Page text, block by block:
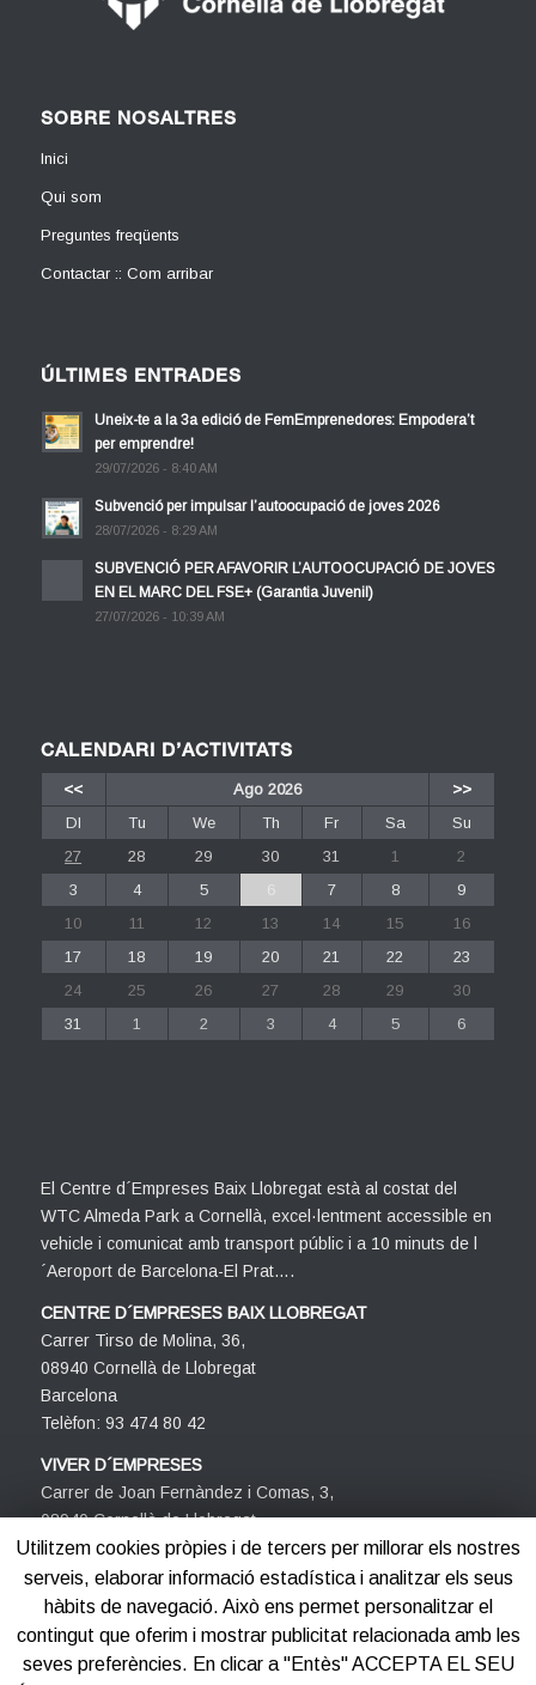
SOBRE NOSALTRES
Inici
Qui som
Preguntes freqüents
Contactar :: Com arribar
ÚLTIMES ENTRADES
Uneix-te a la 3a edició de FemEmprenedores: Empodera’t
per emprendre!
29/07/2026 - 8:40 AM
Subvenció per impulsar l’autoocupació de joves 2026
28/07/2026 - 8:29 AM
SUBVENCIÓ PER AFAVORIR L’AUTOOCUPACIÓ DE JOVES
EN EL MARC DEL FSE+ (Garantia Juvenil)
27/07/2026 - 10:39 AM
CALENDARI D’ACTIVITATS
<< Ago 2026
>>
Dl
Tu We Th Fr Sa
Su
27
28 29 30 31 1
2
3
4 5 6 7 8
9
10
11 12 13 14 15
16
17
18 19 20 21 22
23
24
25 26 27 28 29
30
31
1 2 3 4 5 6
El Centre d´Empreses Baix Llobregat està al costat del
WTC Almeda Park a Cornellà, excel·lentment accessible en
vehicle i comunicat amb transport públic i a 10 minuts de l
´Aeroport de Barcelona-El Prat….
CENTRE D´EMPRESES BAIX LLOBREGAT
Carrer Tirso de Molina, 36,
08940 Cornellà de Llobregat
Barcelona
Telèfon: 93 474 80 42
VIVER D´EMPRESES
Carrer de Joan Fernàndez i Comas, 3,
08940 Cornellà de Llobregat
Barcelona
Telèfon: 93 474 80 42
Utilitzem cookies pròpies i de tercers per millorar els nostres
serveis, elaborar informació estadística i analitzar els seus
hàbits de navegació. Això ens permet personalitzar el
contingut que oferim i mostrar publicitat relacionada amb les
seves preferències. En clicar a "Entès" ACCEPTA EL SEU